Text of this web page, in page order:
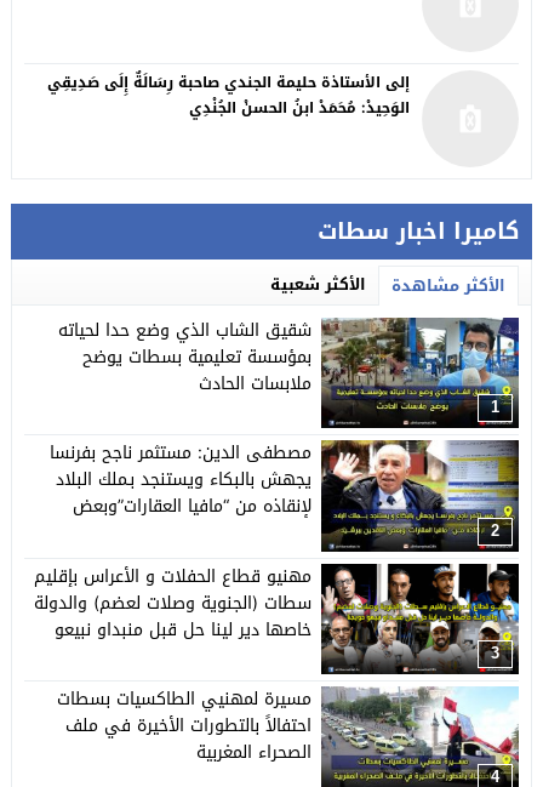
كاميرا اخبار سطات
الأكثر مشاهدة الأكثر شعبية
1
شقيق الشاب الذي وضع حدا لحياته
بمؤسسة تعليمية بسطات يوضح
ملابسات الحادث
2
مصطفى الدين: مستثمر ناجح بفرنسا
يجهش بالبكاء ويستنجد بـملك البلاد
لإنقاذه من “مافيا العقارات”وبعض
3
مهنيو قطاع الحفلات و الأعراس بإقليم
سطات (الجنوية وصلات لعضم) والدولة
خاصها دير لينا حل قبل منبداو نبيعو
4
مسيرة لمهنيي الطاكسيات بسطات
احتفالاً بالتطورات الأخيرة في ملف
الصحراء المغربية
إلى الأستاذة حليمة الجندي صاحبة رِسَالَةٌ إِلَى صَدِيقِي
الوَحِيدْ: مُحَمَدْ ابنُ الحسنْ الجُنْدِي